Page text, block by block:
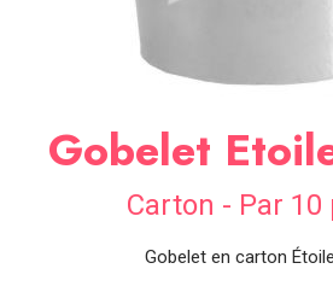
Gobelet
Carton - Par 10
Gobelet en carton